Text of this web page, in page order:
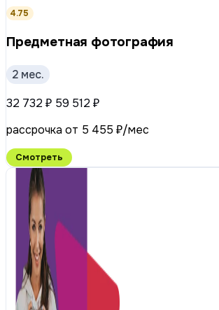
4.75
Предметная фотография
2 мес.
32 732 ₽ 59 512 ₽
рассрочка от 5 455 ₽/мес
Смотреть